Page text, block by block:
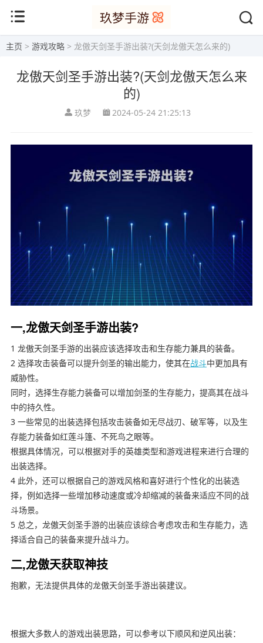
主页 > 游戏攻略 > 龙傲天剑圣手游出装?(天剑龙傲天怎么来的)
龙傲天剑圣手游出装?(天剑龙傲天怎么来
的)
玖梦 2024-05-24 21:25:13
一,龙傲天剑圣手游出装?
1 龙傲天剑圣手游的出装应该选择攻击和生存能力兼具的装备。
2 选择攻击装备可以提升剑圣的输出能力，使其在战斗中更加具有
威胁性。
同时，选择生存能力装备可以增加剑圣的生存能力，提高其在战斗
中的持久性。
3 一些常见的出装选择包括攻击装备如无尽战刃、破军等，以及生
存能力装备如红莲斗篷、不死鸟之眼等。
根据具体情况，可以根据对手的英雄类型和游戏进程来进行合理的
出装选择。
4 此外，还可以根据自己的游戏风格和喜好进行个性化的出装选
择，例如选择一些增加移动速度或冷却缩减的装备来适应不同的战
斗场景。
5 总之，龙傲天剑圣手游的出装应该综合考虑攻击和生存能力，选
择适合自己的装备来提升战斗力。
二,龙傲天获取神技
抱歉，无法提供具体的龙傲天剑圣手游出装建议。
根据大多数人的游戏出装思路，可以参考以下顺风和逆风出装：